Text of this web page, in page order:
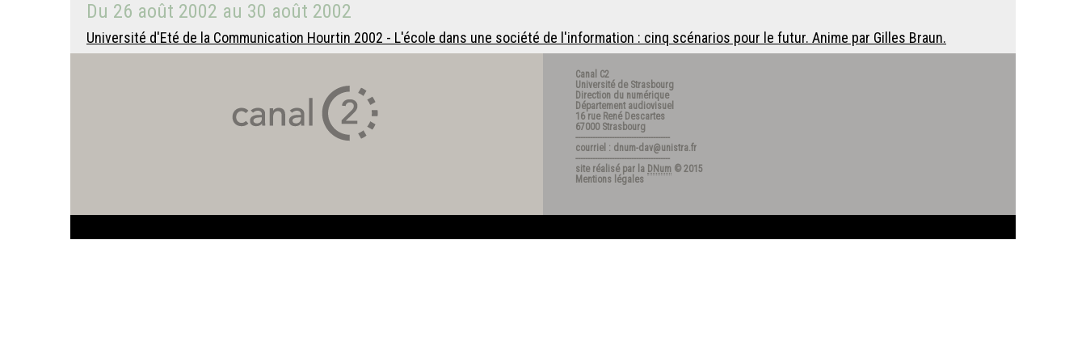
Du 26 août 2002 au 30 août 2002
Université d'Eté de la Communication Hourtin 2002 - L'école dans une société de l'information : cinq scénarios pour le futur. Anime par Gilles Braun.
Canal C2
Université de Strasbourg
Direction du numérique
Département audiovisuel
16 rue René Descartes
67000 Strasbourg
---------------------------------------
courriel : dnum-dav@unistra.fr
---------------------------------------
site réalisé par la DNum © 2015
Mentions légales